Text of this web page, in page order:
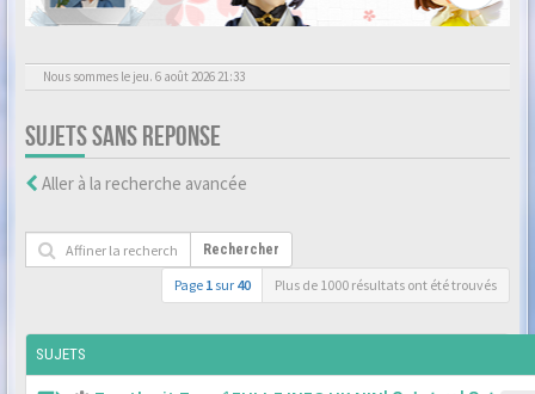
Nous sommes le jeu. 6 août 2026 21:33
SUJETS SANS REPONSE
Aller à la recherche avancée
Rechercher
Page 1 sur 40 Plus de 1000 résultats ont été trouvés
SUJETS